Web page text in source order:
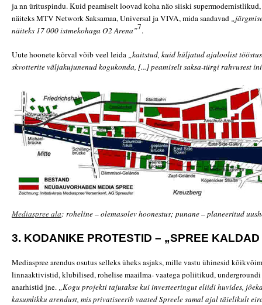
ja nn ürituspindu. Kuid peamiselt loovad koha näo siiski
näiteks MTV Network Saksamaa, Universal ja VIVA, mida saadavad
näiteks 17 000 istmekohaga O2 Arena”7.
Uute hoonete kõrval võib veel leida „kaitstud, kuid hüljatud ajaloolist
skvotterite väljakujunenud kogukonda, [...] peamiselt saksa-türgi rahvusest
Mediaspree ala: roheline – olemasolev hoonestus; punane – planeeritud
3. KODANIKE PROTESTID – „SPREE
Mediaspree arendus osutus selleks üheks asjaks, mille vastu ühinesid
linnaaktivistid, klubilised, rohelise maailma- vaatega poliitikud,
anarhistid jne. „Kogu projekti tajutakse kui investeeringut eliidi huvides,
kasumlikku arendust, mis privatiseerib vaated Spreele samal ajal täielikult